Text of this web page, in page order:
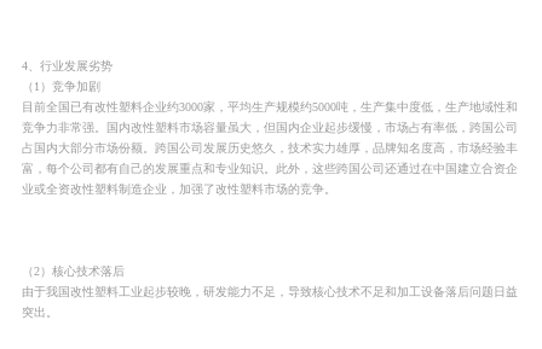
4、行业发展劣势
（1）竞争加剧
目前全国已有改性塑料企业约3000家，平均生产规模约5000吨，生产集中度低，生产地域性和
竞争力非常强。国内改性塑料市场容量虽大，但国内企业起步缓慢，市场占有率低，跨国公司
占国内大部分市场份额。跨国公司发展历史悠久，技术实力雄厚，品牌知名度高，市场经验丰
富，每个公司都有自己的发展重点和专业知识。此外，这些跨国公司还通过在中国建立合资企
业或全资改性塑料制造企业，加强了改性塑料市场的竞争。
（2）核心技术落后
由于我国改性塑料工业起步较晚，研发能力不足，导致核心技术不足和加工设备落后问题日益
突出。